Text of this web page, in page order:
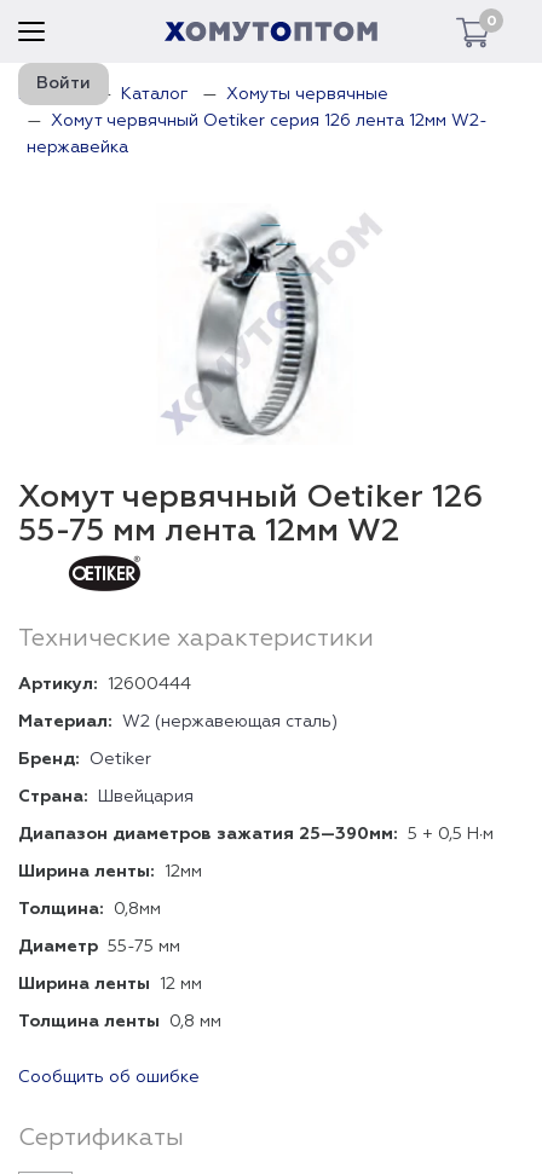
0
Войти
Главная Каталог
Хомуты червячные
Хомут червячный Oetiker серия 126 лента 12мм W2-
нержавейка
Хомут червячный Oetiker 126
55-75 мм лента 12мм W2
Технические характеристики
Артикул: 12600444
Материал: W2 (нержавеющая сталь)
Бренд: Oetiker
Страна: Швейцария
Диапазон диаметров зажатия 25—390мм: 5 + 0,5 Н∙м
Ширина ленты: 12мм
Толщина: 0,8мм
Диаметр 55-75 мм
Ширина ленты 12 мм
Толщина ленты 0,8 мм
Сообщить об ошибке
Сертификаты